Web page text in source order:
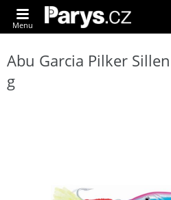
Menu
Abu Garcia Pilker
g